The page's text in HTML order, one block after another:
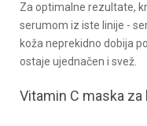
Za optimalne rezultate,
serumom iz iste linije -
koža neprekidno dobija
ostaje ujednačen i svež.
Vitamin C maska za